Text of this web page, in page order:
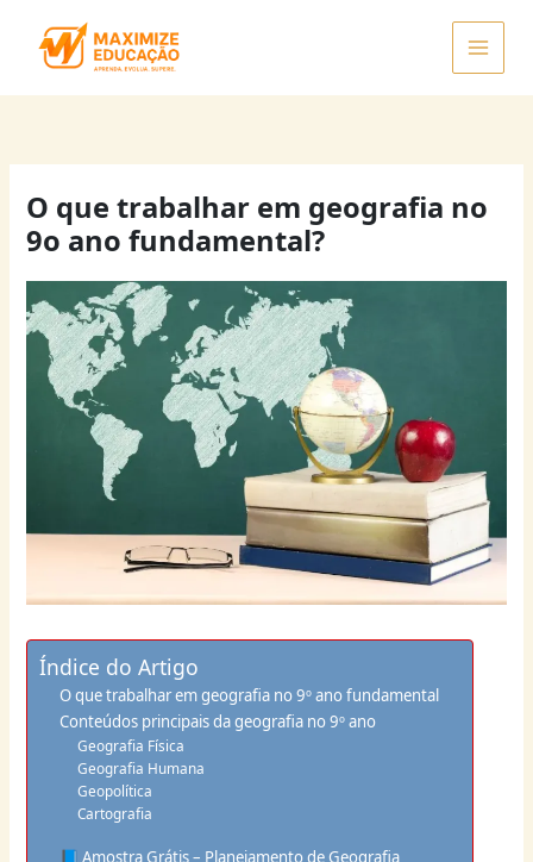
O que trabalhar em geografia no
9o ano fundamental?
Índice do Artigo
O que trabalhar em geografia no 9º ano fundamental
Conteúdos principais da geografia no 9º ano
Geografia Física
Geografia Humana
Geopolítica
Cartografia
📘 Amostra Grátis – Planejamento de Geografia